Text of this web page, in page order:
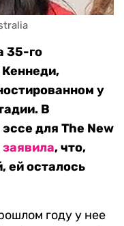
35-го
у
В
для The New
заявила, что,
ей осталось
году у нее